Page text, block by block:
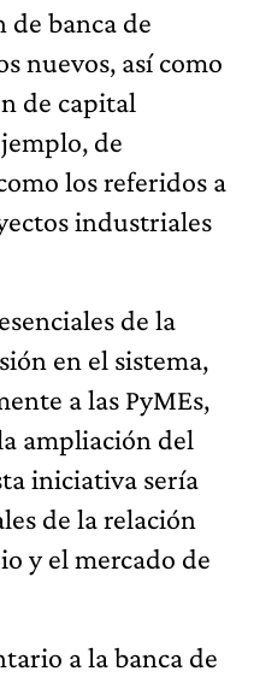
de banca de
nuevos, así como
de capital
de
los referidos a
industriales
de la
en el sistema,
a las PyMEs,
ampliación del
iniciativa sería
de la relación
y el mercado de
a la banca de